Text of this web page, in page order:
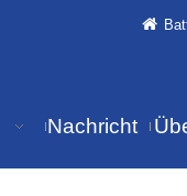
Nachricht